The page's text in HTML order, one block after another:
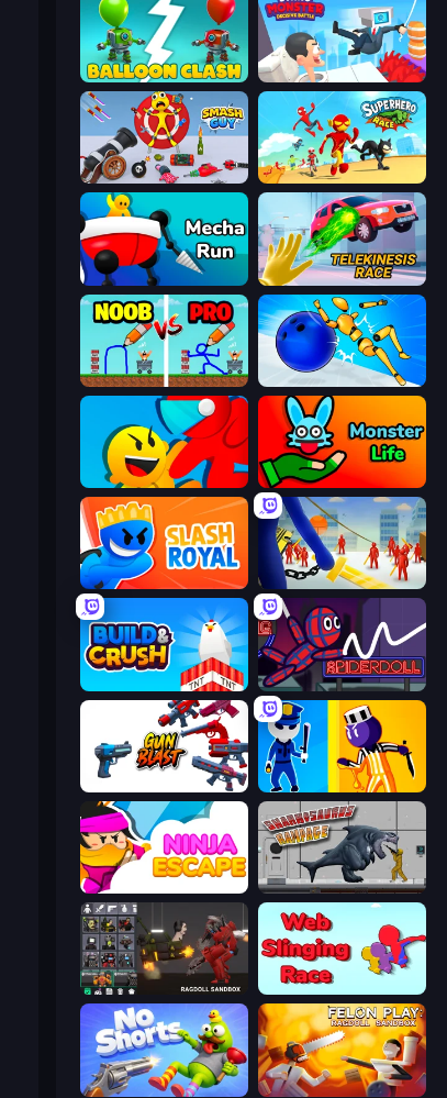
Balloon Clash Swing Monster: Decisive Battle
Smash Guy: Ragdoll Punch Hero Superhero Race!
Mecha Run Telekinesis Race 3D
DOP Noob: Draw to Save Playground Man! Ragdoll Show!
Riot Escape Monster Life
Slash Royal Slasher
Build and Crush SpiderDoll
Ninja Escape Sharkosaurus Rampage
Last Play: Ragdoll Sandbox Web Slinging Race
No Shorts Felon Play: Ragdoll Sandbox